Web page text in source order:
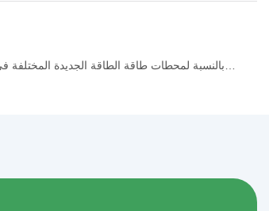
بالنسبة لمحطات طاقة الطاقة الجديدة